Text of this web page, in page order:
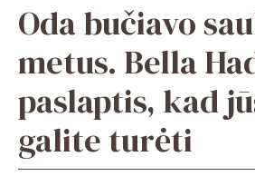
Oda bučiavo
metus. Bella
paslaptis, kad
galite turėti